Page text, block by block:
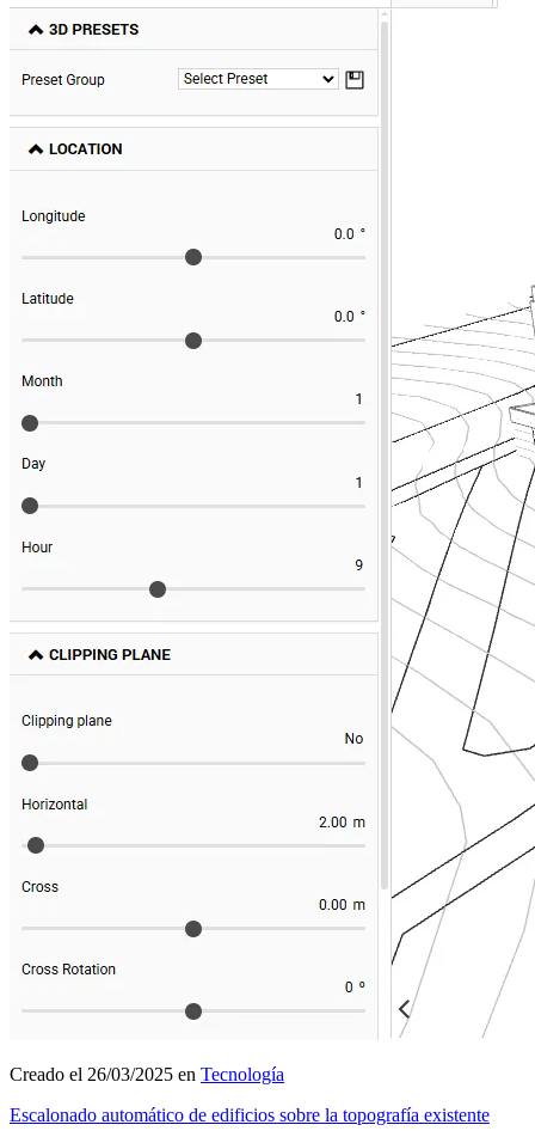
Creado el 26/03/2025 en Tecnología
Escalonado automático de edificios sobre la topografía existente